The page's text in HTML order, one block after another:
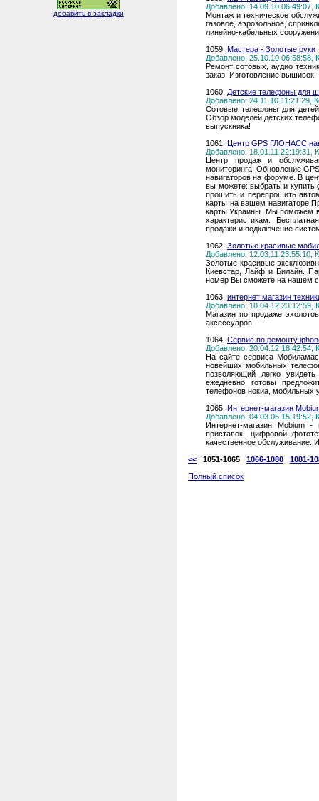
добавить в закладки
Добавлено: 14.09.10 06:49:07,
Монтаж и техническое
газовое, аэрозольное,
линейно-кабельных
1059. Мастера - Золотые руки
Добавлено: 25.10.10 06:58:58,
Ремонт сотовых, аудио
заказ. Изготовление вышивок.
1060. Детские телефоны для
Добавлено: 24.11.10 11:21:29,
Сотовые телефоны для
Обзор моделей детских
выпускника!
1061. Центр GPS ГЛОНАСС
Добавлено: 18.01.11 22:19:31,
Центр продаж и
мониторинга. Обновление
навигаторов на форуме. В
вы можете: выбрать и
прошить и перепрошить
карты на вашем
карты Украины. Мы поможем
характеристикам.
продажи и подключение
1062. Золотые красивые
Добавлено: 12.03.11 23:55:10,
Золотые красивые
Киевстар, Лайф и Билайн.
номер Вы сможете на нашем
1063. интернет магазин
Добавлено: 18.04.12 23:12:59,
Магазин по продаже
аксессуаров
1064. Сервис по ремонту
Добавлено: 20.04.12 18:42:54,
На сайте сервиса
новейших мобильных
позволяющий легко
ежедневно готовы
телефонов нокиа, мобильных
1065. Интернет-магазин
Добавлено: 04.03.05 15:19:52,
Интернет-магазин Mobium
приставок, цифровой
качественное обслуживание.
<<
1051-1065 1066-1080
1081-
Полный список